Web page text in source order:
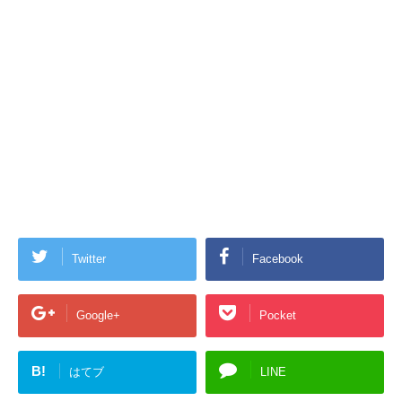
Twitter Facebook
Google+ Pocket
B! はてブ LINE